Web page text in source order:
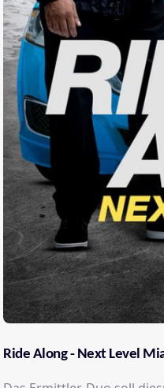
Ride Along - Next Level